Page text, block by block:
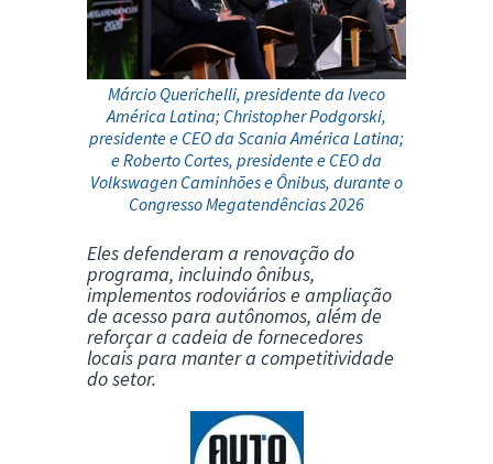
Márcio Querichelli, presidente da Iveco
América Latina; Christopher Podgorski,
presidente e CEO da Scania América Latina;
e Roberto Cortes, presidente e CEO da
Volkswagen Caminhões e Ônibus, durante o
Congresso Megatendências 2026
Eles defenderam a renovação do
programa, incluindo ônibus,
implementos rodoviários e ampliação
de acesso para autônomos, além de
reforçar a cadeia de fornecedores
locais para manter a competitividade
do setor.